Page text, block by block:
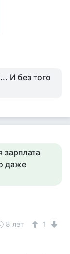
И без того
зарплата
даже
8 лет 1